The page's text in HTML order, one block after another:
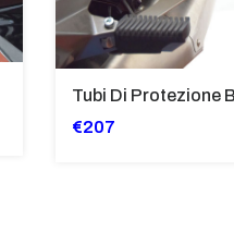
€207